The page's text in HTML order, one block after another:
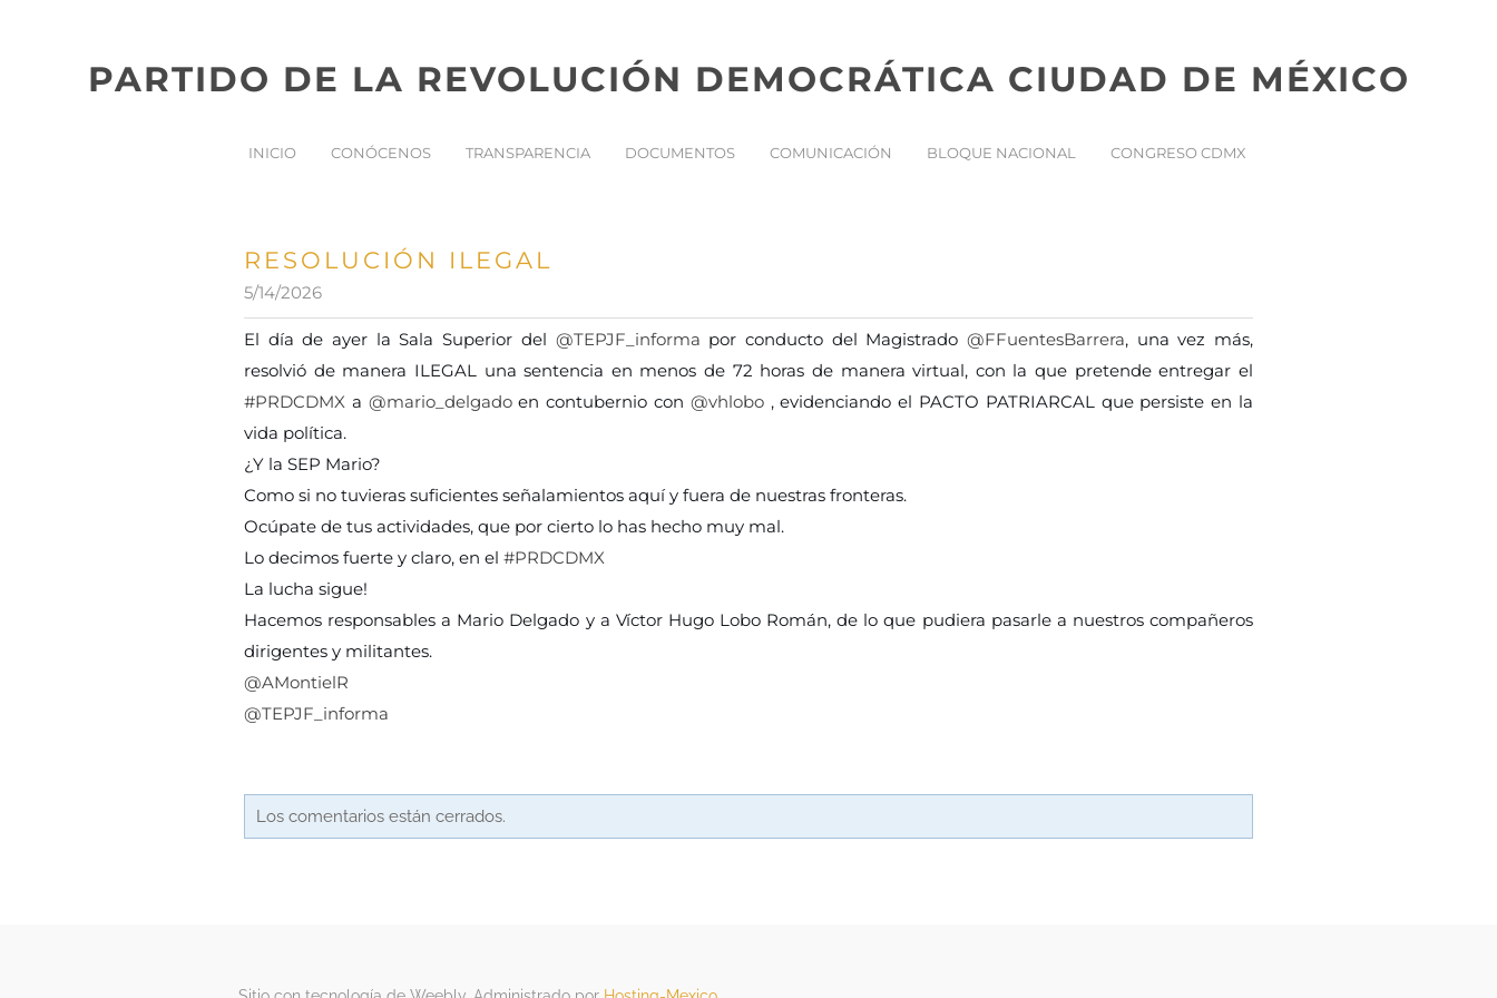
PARTIDO DE LA REVOLUCIÓN DEMOCRÁTICA CIUDAD DE MÉXICO
INICIO CONÓCENOS TRANSPARENCIA DOCUMENTOS COMUNICACIÓN BLOQUE NACIONAL CONGRESO CDMX
RESOLUCIÓN ILEGAL
5/14/2026
El día de ayer la Sala Superior del @TEPJF_informa por conducto del Magistrado @FFuentesBarrera, una vez más,
resolvió de manera ILEGAL una sentencia en menos de 72 horas de manera virtual, con la que pretende entregar el
#PRDCDMX a @mario_delgado en contubernio con @vhlobo , evidenciando el PACTO PATRIARCAL que persiste en la
vida política.
¿Y la SEP Mario?
Como si no tuvieras suficientes señalamientos aquí y fuera de nuestras fronteras.
Ocúpate de tus actividades, que por cierto lo has hecho muy mal.
Lo decimos fuerte y claro, en el #PRDCDMX
La lucha sigue!
Hacemos responsables a Mario Delgado y a Víctor Hugo Lobo Román, de lo que pudiera pasarle a nuestros compañeros
dirigentes y militantes.
@AMontielR
@TEPJF_informa
Los comentarios están cerrados.